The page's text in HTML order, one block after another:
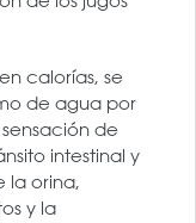
calorías, se
de agua por
de
intestinal y
la orina,
y la